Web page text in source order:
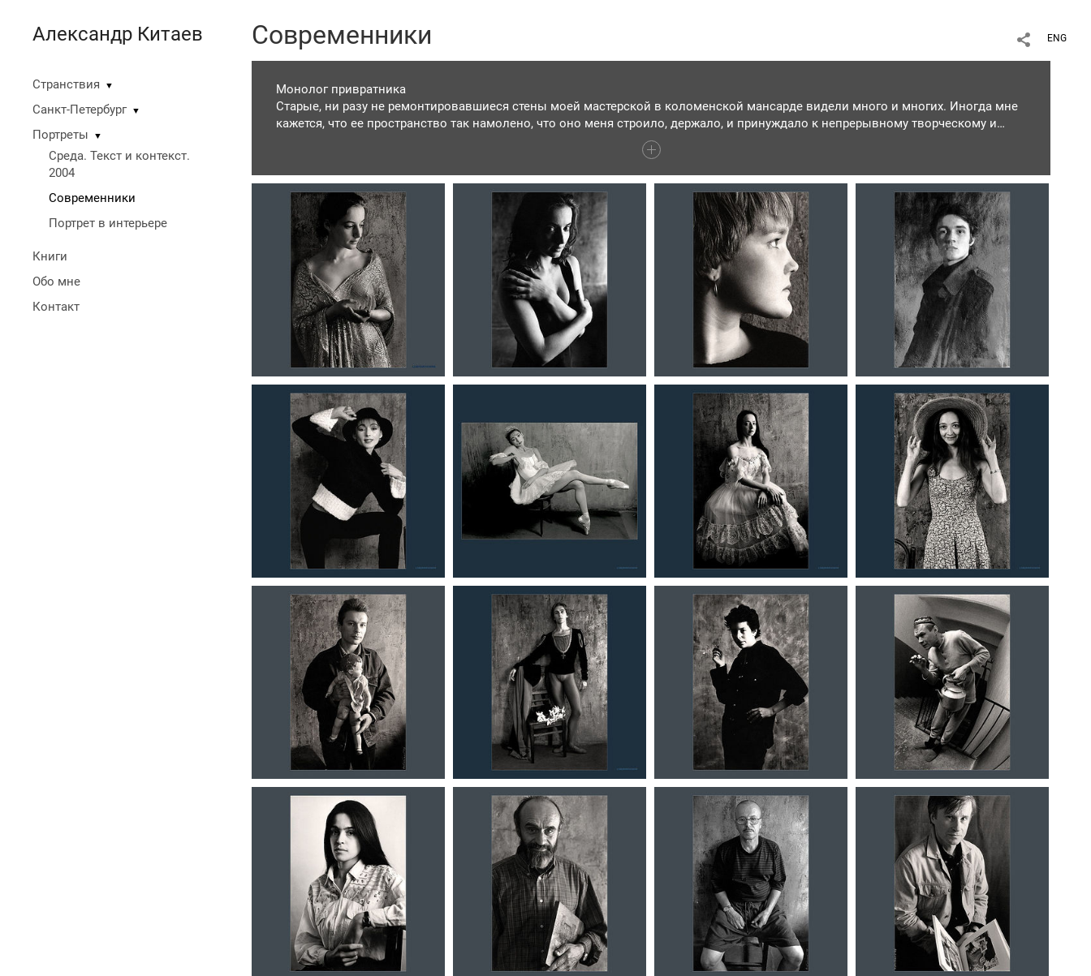
Александр Китаев
Странствия ▼
Санкт-Петербург ▼
Портреты ▼
Среда. Текст и контекст.
2004
Современники
Портрет в интерьере
Книги
Обо мне
Контакт
ENG
Современники
Монолог привратника
Старые, ни разу не ремонтировавшиеся стены моей мастерской в коломенской мансарде видели много и многих. Иногда мне
кажется, что ее пространство так намолено, что оно меня строило, держало, и принуждало к непрерывному творческому и
человеческому самосовершенствованию. Сколько здесь побывало талантливейших современников – писателей, поэтов,
музыкантов, художников всех умений и направлений! И, конечно же, несть числа фотографов. Умных и не очень, талантливых
и так себе. Котел мастерской переваривал и сплавлял, отторгал и привечал. Это происходило как-то само собой, без особого
старания с моей стороны. Среда была умнее меня, а я был рабом мансарды. Здесь я сделал множество портретов, и каждый –
как приключение, как новый опыт, каждый обогащал меня. От каждого своего персонажа я отщипывал кусочек его души и
приращивал к своей. Многих уже нет на этом свете, но я все ещё с ними живу, спорю, сверяю свои поступки, удачи и неудачи.
Похищенные когда-то фрагменты их душ живут во мне. Про многих могу написать небольшой рассказ, и рано или поздно я
этим займусь. А пока – делюсь их образами для памяти без должной отделки.